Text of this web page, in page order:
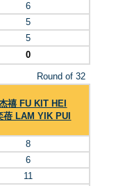
6
5
5
0
Round of 32
禧 FU KIT HEI
蓓 LAM YIK PUI
8
6
11